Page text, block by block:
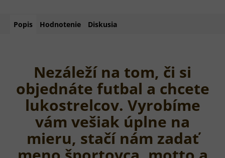
Popis Hodnotenie Diskusia
Nezáleží na tom, či si
objednáte futbal a chcete
lukostrelcov. Vyrobíme
vám vešiak úplne na
mieru, stačí nám zadať